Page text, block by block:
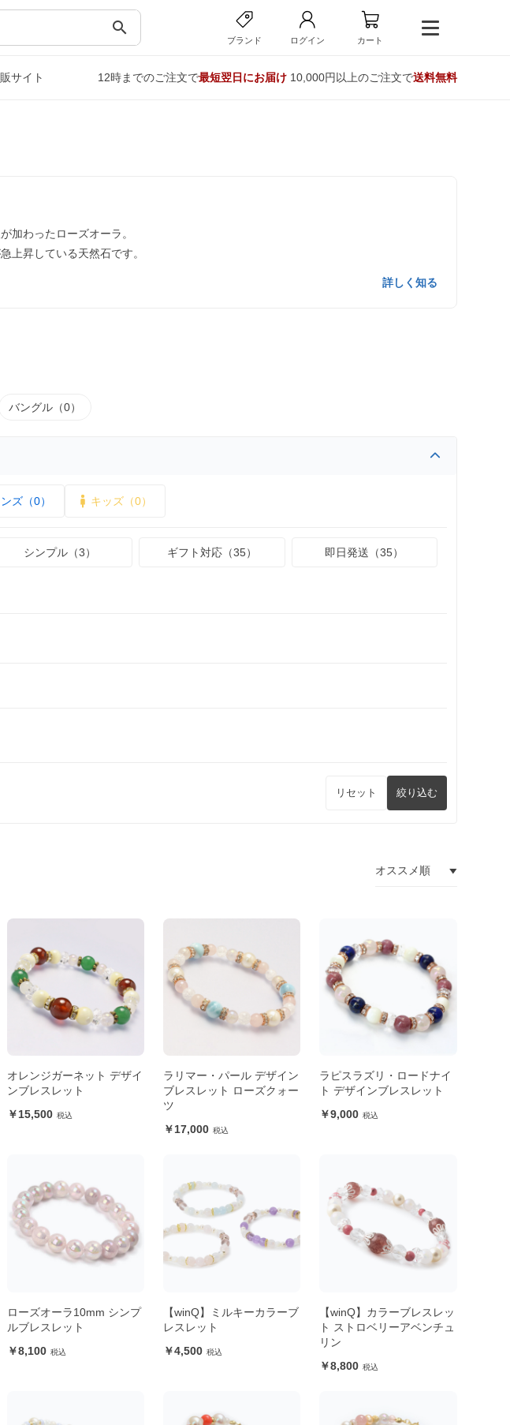
search
ブランド ログイン カート
サイト 12時までのご注文で最短翌日にお届け10,000円以上のご注文で送料無料
加わったローズオーラ。
上昇している天然石です。
詳しく知る
バングル（0）
ンズ（0） キッズ（0）
シンプル（3） ギフト対応（35） 即日発送（35）
リセット 絞り込む
オレンジガーネット デザイ
ンブレスレット
15,500
ラリマー・パール デザイン
ブレスレット ローズクォー
ツ
17,000
ラピスラズリ・ロードナイ
ト デザインブレスレット
9,000
ローズオーラ10mm シンプ
ルブレスレット
8,100
【winQ】ミルキーカラーブ
レスレット
4,500
【winQ】カラーブレスレッ
ト ストロベリーアベンチュ
リン
8,800